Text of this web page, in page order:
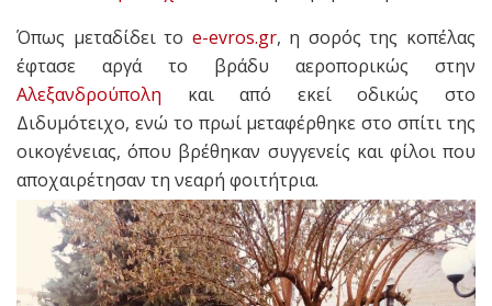
Όπως μεταδίδει το e-evros.gr, η σορός της κοπέλας
έφτασε αργά το βράδυ αεροπορικώς στην
Αλεξανδρούπολη και από εκεί οδικώς στο
Διδυμότειχο, ενώ το πρωί μεταφέρθηκε στο σπίτι της
οικογένειας, όπου βρέθηκαν συγγενείς και φίλοι που
αποχαιρέτησαν τη νεαρή φοιτήτρια.